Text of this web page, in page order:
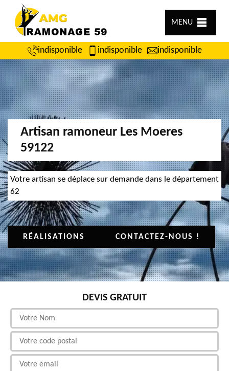
MENU
indisponible indisponible indisponible
Artisan ramoneur Les Moeres
59122
Votre artisan se déplace sur demande dans le département
62
RÉALISATIONS CONTACTEZ-NOUS !
DEVIS GRATUIT